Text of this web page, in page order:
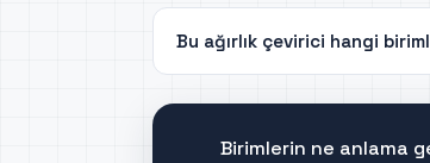
Bu ağırlık çevirici hangi
Birimlerin ne anlama